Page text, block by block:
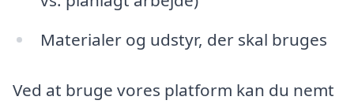
Materialer og udstyr, der skal bruges
Ved at bruge vores platform kan du nemt